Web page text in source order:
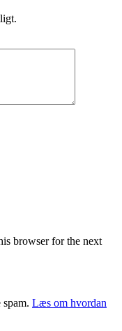
browser for the next
Læs om hvordan